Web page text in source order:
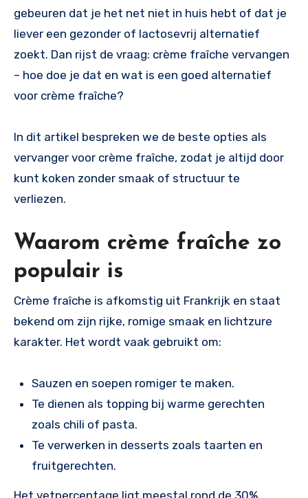
gebeuren dat je het net niet in huis hebt of dat je
liever een gezonder of lactosevrij alternatief
zoekt. Dan rijst de vraag: crème fraîche vervangen
– hoe doe je dat en wat is een goed alternatief
voor crème fraîche?
In dit artikel bespreken we de beste opties als
vervanger voor crème fraîche, zodat je altijd door
kunt koken zonder smaak of structuur te
verliezen.
Waarom crème fraîche zo
populair is
Crème fraîche is afkomstig uit Frankrijk en staat
bekend om zijn rijke, romige smaak en lichtzure
karakter. Het wordt vaak gebruikt om:
Sauzen en soepen romiger te maken.
Te dienen als topping bij warme gerechten
zoals chili of pasta.
Te verwerken in desserts zoals taarten en
fruitgerechten.